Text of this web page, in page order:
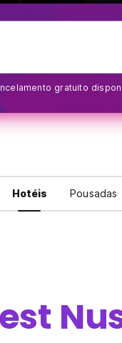
gratuito
Hotéis Pousadas